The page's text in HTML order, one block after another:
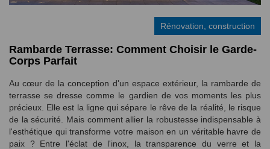
Rénovation, construction
Rambarde Terrasse: Comment Choisir le Garde-
Corps Parfait
Au cœur de la conception d'un espace extérieur, la rambarde de
terrasse se dresse comme le gardien de vos moments les plus
précieux. Elle est la ligne qui sépare le rêve de la réalité, le risque
de la sécurité. Mais comment allier la robustesse indispensable à
l'esthétique qui transforme votre maison en un véritable havre de
paix ? Entre l'éclat de l'inox, la transparence du verre et la